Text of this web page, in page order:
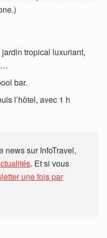
tropical luxuriant,
bar.
l’hôtel, avec 1 h
news sur InfoTravel,
. Et si vous
une fois par